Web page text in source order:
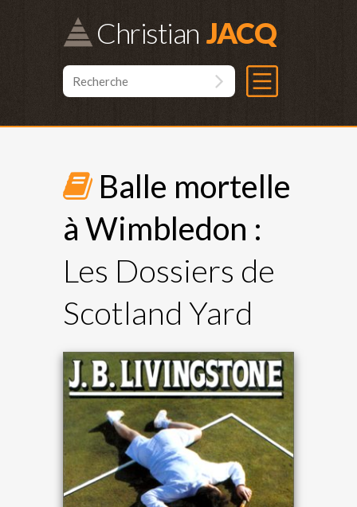
Christian
Balle mortelle
à Wimbledon :
Les Dossiers de
Scotland Yard